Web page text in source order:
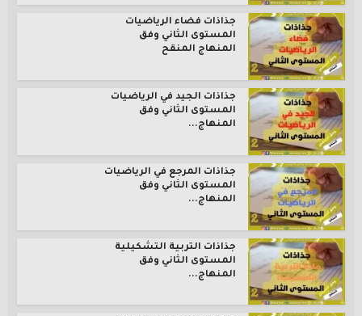
جذاذات فضاء الرياضيات
المستوى الثاني وفق
المنهاج المنقح
جذاذات الجيد في الرياضيات
المستوى الثاني وفق
المنهاج...
جذاذات المرجع في الرياضيات
المستوى الثاني وفق
المنهاج...
جذاذات التربية التشكيلية
المستوى الثاني وفق
المنهاج...